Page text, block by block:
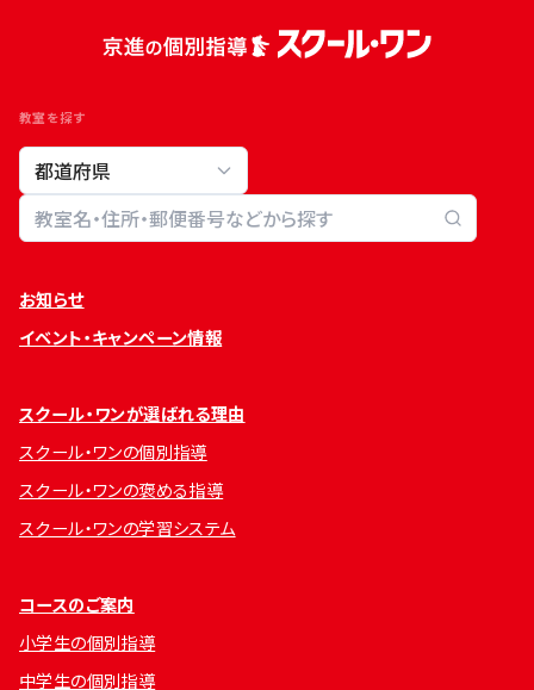
教室を探す
教室検索
お知らせ
イベント・キャンペーン情報
スクール・ワンが選ばれる理由
スクール・ワンの個別指導
スクール・ワンの褒める指導
スクール・ワンの学習システム
コースのご案内
小学生の個別指導
中学生の個別指導